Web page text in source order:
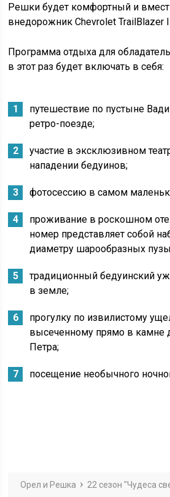
Решки будет комфортный и
внедорожник Chevrolet TrailBlazer
Программа отдыха для
в этот раз будет включать в себя:
путешествие по пустыне
ретро-поезде;
участие в эксклюзивном
нападении бедуинов;
фотосессию в самом
проживание в роскошном
номер представляет собой
диаметру шарообразных
традиционный бедуинский
в земле;
прогулку по извилистому
высеченному прямо в камне
Петра;
посещение необычного
Орел и Решка 22 сезон "Чудеса